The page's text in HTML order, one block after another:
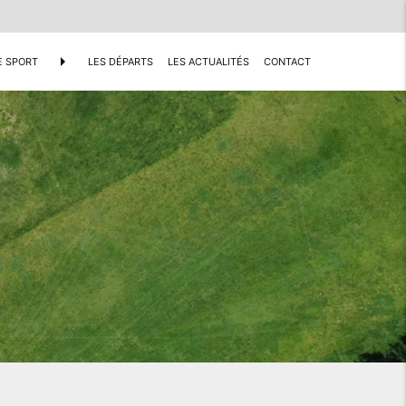
SPORT arrow_right LES DÉPARTS LES ACTUALITÉS CONTACT